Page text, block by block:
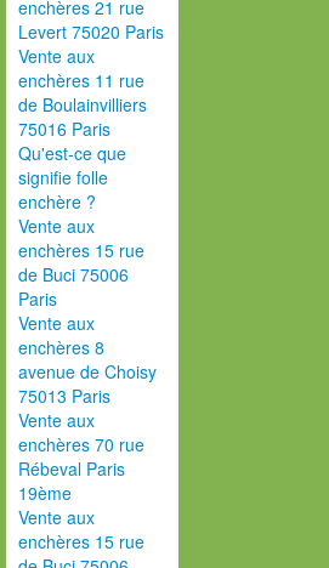
enchères 21 rue
Levert 75020 Paris
Vente aux
enchères 11 rue
de Boulainvilliers
75016 Paris
Qu'est-ce que
signifie folle
enchère ?
Vente aux
enchères 15 rue
de Buci 75006
Paris
Vente aux
enchères 8
avenue de Choisy
75013 Paris
Vente aux
enchères 70 rue
Rébeval Paris
19ème
Vente aux
enchères 15 rue